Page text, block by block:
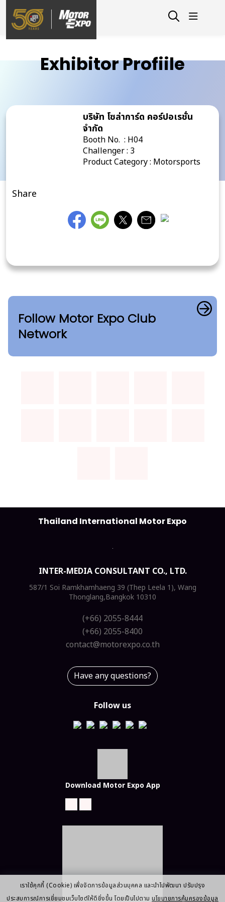
Exhibitor Profiile
บริษัท โซล่าการ์ด คอร์ปอเรชั่น
จำกัด
Booth No. : H04
Challenger : 3
Product Category : Motorsports
Share
เราใช้คุกกี้ (Cookie) เพื่อจัดการข้อมูลส่วนบุคคล และนำไปพัฒนา ปรับปรุง
ประสบการณ์การเยี่ยมชมเว็บไซต์ให้ดียิ่งขึ้น โดยเป็นไปตามนโยบายการคุ้มครองข้อมูล
Follow Motor Expo Club
Network
Thailand International Motor Expo
INTER-MEDIA CONSULTANT CO., LTD.
587/1 Soi Ramkhamhaeng 39 (Thep Leela 1), Wang
Thonglang,Bangkok 10310
(+66) 2055-8444
(+66) 2055-8400
contact@motorexpo.co.th
Have any questions?
Follow us
Download Motor Expo App